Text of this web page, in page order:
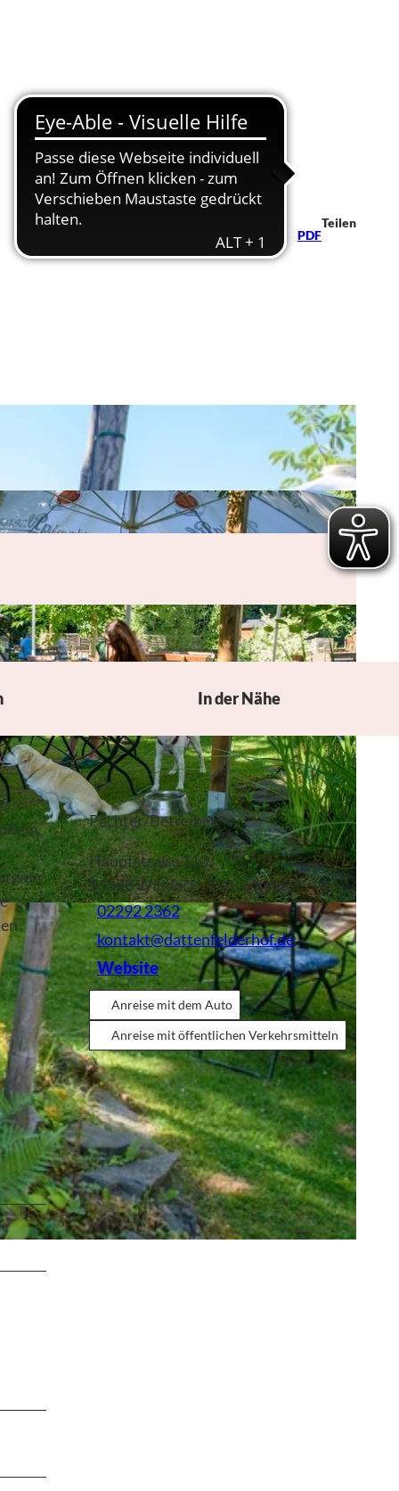
PDF
Teilen
In der Nähe
Pächter/Betreiber
Hauptstraße 110
51570Windeck- Dattenfeld
02292 2362
kontakt@dattenfelderhof.de
Website
Anreise mit dem Auto
Anreise mit öffentlichen Verkehrsmitteln